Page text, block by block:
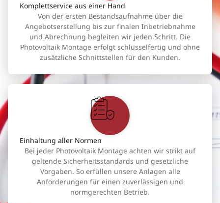
Komplettservice aus einer Hand
Von der ersten Bestandsaufnahme über die
Angebotserstellung bis zur finalen Inbetriebnahme
und Abrechnung begleiten wir jeden Schritt. Die
Photovoltaik Montage erfolgt schlüsselfertig und ohne
zusätzliche Schnittstellen für den Kunden.
Einhaltung aller Normen
Bei jeder Photovoltaik Montage achten wir strikt auf
geltende Sicherheitsstandards und gesetzliche
Vorgaben. So erfüllen unsere Anlagen alle
Anforderungen für einen zuverlässigen und
normgerechten Betrieb.